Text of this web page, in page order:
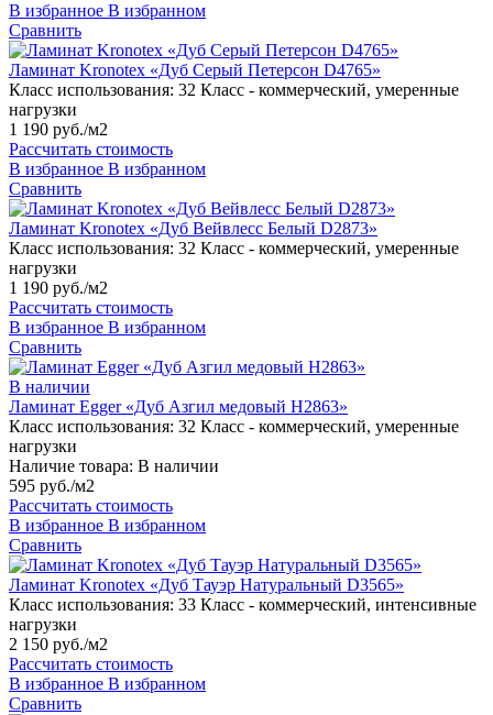
В избранное В избранном
Сравнить
Ламинат Kronotex «Дуб Серый Петерсон D4765»
Класс использования: 32 Класс - коммерческий, умеренные
нагрузки
1 190 руб./м2
Рассчитать стоимость
В избранное В избранном
Сравнить
Ламинат Kronotex «Дуб Вейвлесс Белый D2873»
Класс использования: 32 Класс - коммерческий, умеренные
нагрузки
1 190 руб./м2
Рассчитать стоимость
В избранное В избранном
Сравнить
В наличии
Ламинат Egger «Дуб Азгил медовый H2863»
Класс использования: 32 Класс - коммерческий, умеренные
нагрузки
Наличие товара: В наличии
595 руб./м2
Рассчитать стоимость
В избранное В избранном
Сравнить
Ламинат Kronotex «Дуб Тауэр Натуральный D3565»
Класс использования: 33 Класс - коммерческий, интенсивные
нагрузки
2 150 руб./м2
Рассчитать стоимость
В избранное В избранном
Сравнить